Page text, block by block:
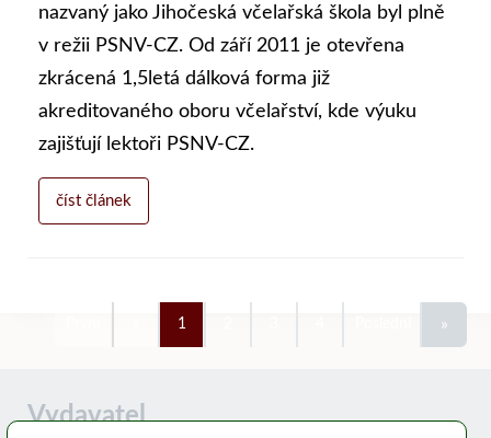
nazvaný jako Jihočeská včelařská škola byl plně
v režii PSNV-CZ. Od září 2011 je otevřena
zkrácená 1,5letá dálková forma již
akreditovaného oboru včelařství, kde výuku
zajišťují lektoři PSNV-CZ.
číst článek
1 »
Vydavatel